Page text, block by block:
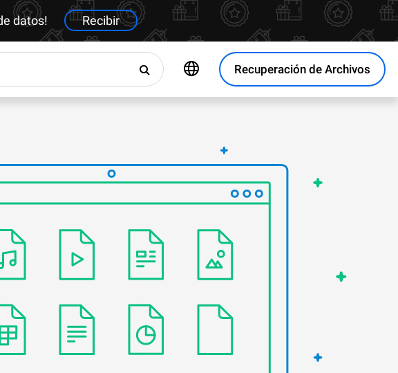
datos! Recibir
Recuperación de Archivos